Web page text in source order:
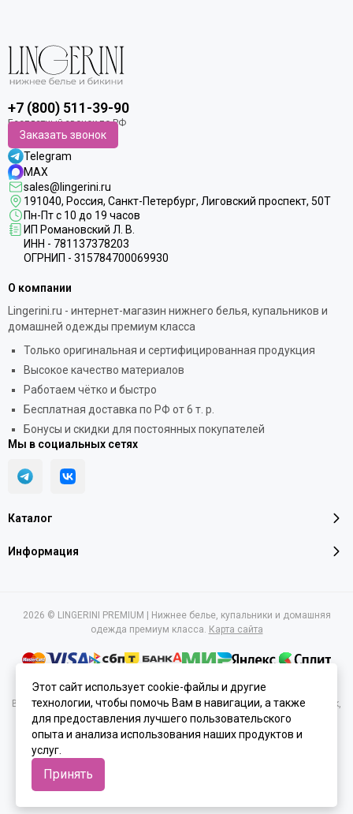
+7 (800) 511-39-90
Заказать звонок
Telegram
MAX
sales@lingerini.ru
191040, Россия, Санкт-Петербург, Лиговский проспект, 50Т
Пн-Пт с 10 до 19 часов
ИП Романовский Л. В.
ИНН - 781137378203
ОГРНИП - 315784700069930
Каталог
Информация
О компании
Lingerini.ru - интернет-магазин нижнего белья, купальников и
домашней одежды премиум класса
Только оригинальная и сертифицированная продукция
Высокое качество материалов
Работаем чётко и быстро
Бесплатная доставка по РФ от 6 т. р.
Бонусы и скидки для постоянных покупателей
Мы в социальных сетях
2026 © LINGERINI PREMIUM | Нижнее белье, купальники и домашняя
одежда премиум класса. Карта сайта
Вся представленная на сайте информация, касающаяся характеристик,
стоимости товаров и услуг, носит информационный характер и ни при
каких условиях не является публичной офертой, определяемой
положениями Статьи 437(2) Гражданского кодекса РФ.
Этот сайт использует cookie-файлы и другие
технологии, чтобы помочь Вам в навигации, а также
для предоставления лучшего пользовательского
опыта и анализа использования наших продуктов и
услуг.
Принять